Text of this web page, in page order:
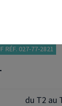
RÉF. 027-77-2821
du T2 au